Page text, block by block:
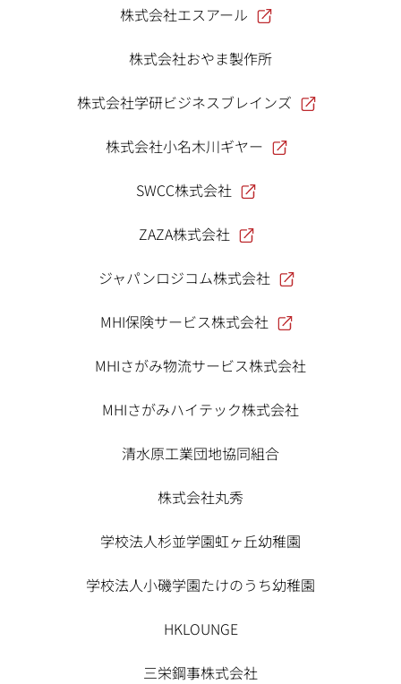
株式会社エスアール
株式会社おやま製作所
株式会社学研ビジネスブレインズ
株式会社小名木川ギヤー
SWCC株式会社
ZAZA株式会社
ジャパンロジコム株式会社
MHI保険サービス株式会社
MHIさがみ物流サービス株式会社
MHIさがみハイテック株式会社
清水原工業団地協同組合
株式会社丸秀
学校法人杉並学園虹ヶ丘幼稚園
学校法人小磯学園たけのうち幼稚園
HKLOUNGE
三栄鋼事株式会社